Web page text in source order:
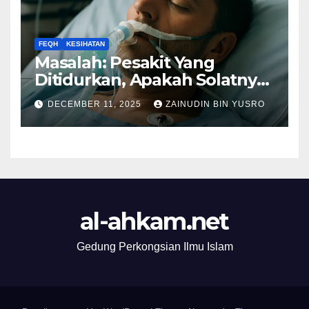
FEQH KESIHATAN
Masalah: Pesakit Yang
Ditidurkan, Apakah Solatnya
Wajib Qadak?
DECEMBER 11, 2025 ZAINUDIN BIN YUSRO
al-ahkam.net
Gedung Perkongsian Ilmu Islam